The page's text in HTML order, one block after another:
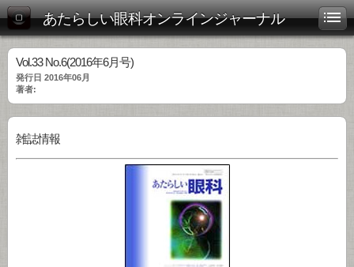
あたらしい眼科オンラインジャーナル
Vol.33 No.6(2016年6月号)
発行日 2016年06月
著者:
雑誌情報